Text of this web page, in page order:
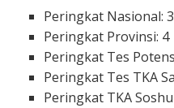
Peringkat Nasional:
Peringkat Provinsi: 4
Peringkat Tes
Peringkat Tes TKA
Peringkat TKA